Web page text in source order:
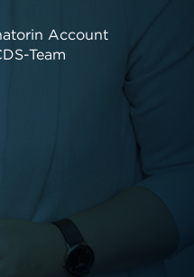
Account
Team